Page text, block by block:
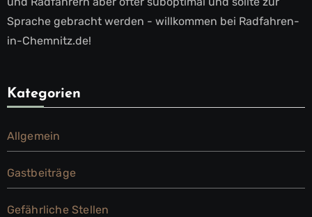
Sprache gebracht werden - willkommen bei Radfahren-
in-Chemnitz.de!
Kategorien
Allgemein
Gastbeiträge
Gefährliche Stellen